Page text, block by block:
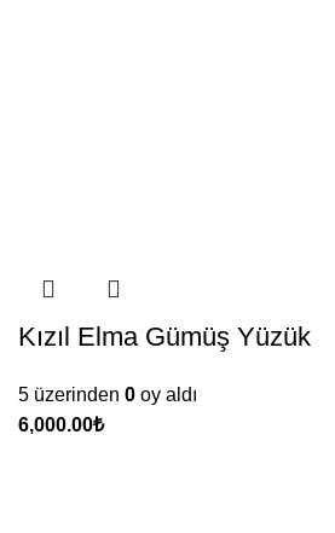
Kızıl Elma Gümüş Yüzük
5 üzerinden 0 oy aldı
₺